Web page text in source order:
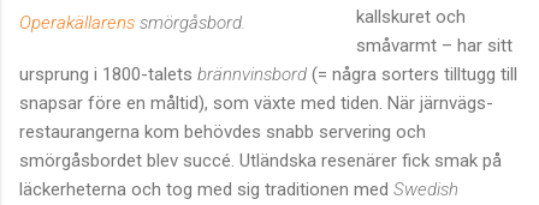
Operakällarens smörgåsbord.
kallskuret och
småvarmt – har sitt
ursprung i 1800-talets brännvinsbord (= några sorters tilltugg till
snapsar före en måltid), som växte med tiden. När järnvägs-
restaurangerna kom behövdes snabb servering och
smörgåsbordet blev succé. Utländska resenärer fick smak på
läckerheterna och tog med sig traditionen med Swedish